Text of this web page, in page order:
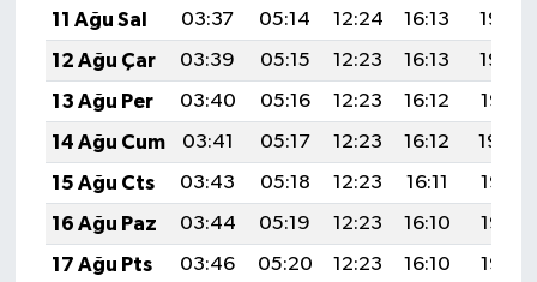
11 Ağu Sal
03:37 05:14 12:24 16:13
19:23
12 Ağu Çar
03:39 05:15 12:23 16:13
19:22
13 Ağu Per
03:40 05:16 12:23 16:12
19:21
14 Ağu Cum
03:41 05:17 12:23 16:12
19:20
15 Ağu Cts
03:43 05:18 12:23 16:11
19:18
16 Ağu Paz
03:44 05:19 12:23 16:10
19:17
17 Ağu Pts
03:46 05:20 12:23 16:10
19:15
Savaştepe
SEYAHAT
SİYASET
Sındırgı
SPOR